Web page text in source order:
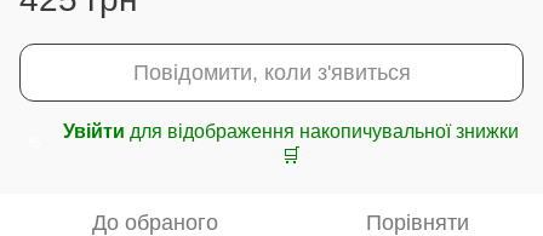
Повідомити, коли з'явиться
Увійти для відображення накопичувальної знижки
🛒
До обраного Порівняти